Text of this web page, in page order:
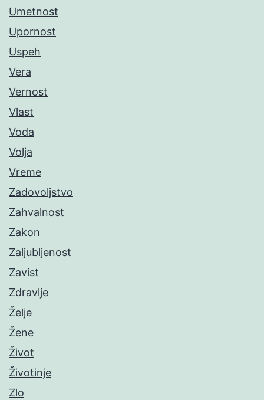
Umetnost
Upornost
Uspeh
Vera
Vernost
Vlast
Voda
Volja
Vreme
Zadovoljstvo
Zahvalnost
Zakon
Zaljubljenost
Zavist
Zdravlje
Želje
Žene
Život
Životinje
Zlo